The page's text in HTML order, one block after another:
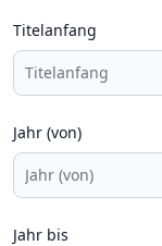
Titelanfang
Jahr (von)
Jahr bis